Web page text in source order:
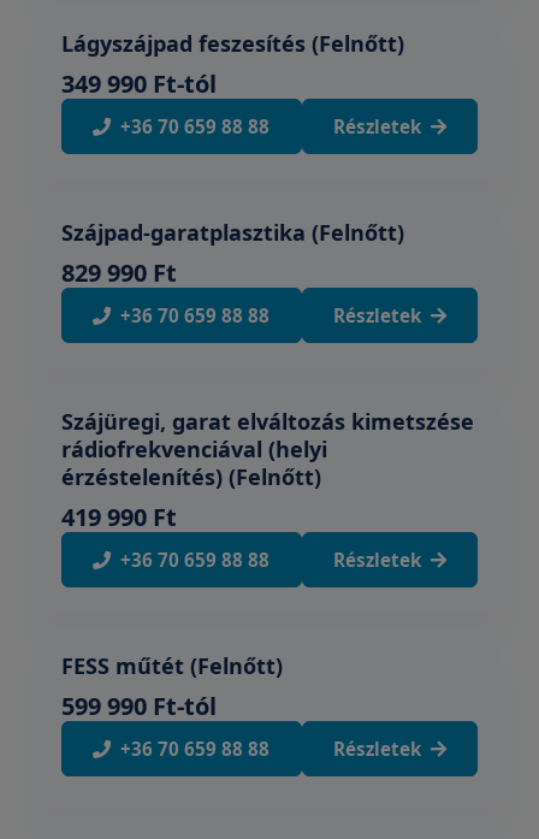
Lágyszájpad feszesítés (Felnőtt)
349 990 Ft-tól
+36 70 659 88 88 Részletek
Szájpad-garatplasztika (Felnőtt)
829 990 Ft
+36 70 659 88 88 Részletek
Szájüregi, garat elváltozás kimetszése
rádiofrekvenciával (helyi
érzéstelenítés) (Felnőtt)
419 990 Ft
+36 70 659 88 88 Részletek
FESS műtét (Felnőtt)
599 990 Ft-tól
+36 70 659 88 88 Részletek